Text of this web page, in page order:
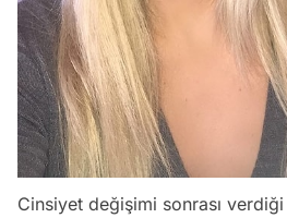
Cinsiyet değişimi sonrası